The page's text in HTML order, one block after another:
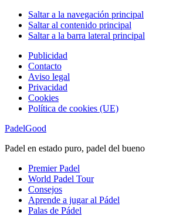
Saltar a la navegación principal
Saltar al contenido principal
Saltar a la barra lateral principal
Publicidad
Contacto
Aviso legal
Privacidad
Cookies
Política de cookies (UE)
PadelGood
Padel en estado puro, padel del bueno
Premier Padel
World Padel Tour
Consejos
Aprende a jugar al Pádel
Palas de Pádel